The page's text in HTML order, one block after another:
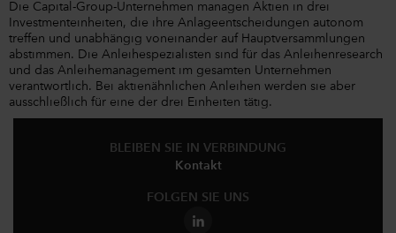
Die Capital-Group-Unternehmen managen Aktien in drei
Investmenteinheiten, die ihre Anlageentscheidungen autonom
treffen und unabhängig voneinander auf Hauptversammlungen
abstimmen. Die Anleihespezialisten sind für das Anleihenresearch
und das Anleihemanagement im gesamten Unternehmen
verantwortlich. Bei aktienähnlichen Anleihen werden sie aber
ausschließlich für eine der drei Einheiten tätig.
BLEIBEN SIE IN VERBINDUNG
Kontakt
FOLGEN SIE UNS